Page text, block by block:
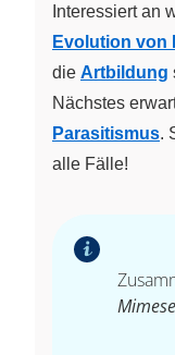
Interessiert an
Evolution von
die Artbildung
Nächstes
Parasitismus.
alle Fälle!